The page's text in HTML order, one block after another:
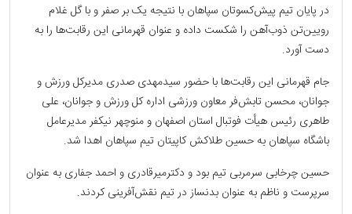
در پایان تیم پیش‌کسوتان سپاهان با نتیجه یک بر صفر و با گل غلام
رویین‌تن ذوب‌آهن را شکست داده و عنوان قهرمانی این رقابت‌ها را به
دست آورد.
جام قهرمانی این رقابت‌ها با حضور سیدمهدی صدری مدیرکل ورزش و
جوانان، محسن تابش‌فر معاون ورزشی اداره کل ورزش و جوانان، علی
طاهری رئیس هیأت فوتبال استان اصفهان و منوچهر نیکفر مدیرعامل
باشگاه سپاهان به حسین طلاکش کاپیتان تیم سپاهان اهدا شد.
حسین چرخابی سرمربی تیم بود و دکترمیرقادری و احمد جفاری به عنوان
سرپرست و ناظم به عنوان بدنساز در تیم نقش‌آفرینی کردند.